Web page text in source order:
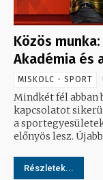
Közös
Akadémia és
MISKOLC - SPORT
Mindkét fél abban
kapcsolatot
a
Részletek...